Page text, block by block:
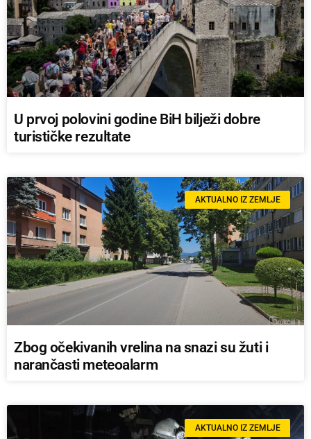
U prvoj polovini godine BiH bilježi dobre
turističke rezultate
AKTUALNO IZ ZEMLJE
Zbog očekivanih vrelina na snazi su žuti i
narančasti meteoalarm
AKTUALNO IZ ZEMLJE